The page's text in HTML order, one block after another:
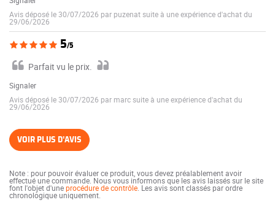
Avis déposé le 30/07/2026 par puzenat suite à une expérience d'achat du
29/06/2026
5/5
Parfait vu le prix.
Signaler
Avis déposé le 30/07/2026 par marc suite à une expérience d'achat du
29/06/2026
VOIR PLUS D'AVIS
Note : pour pouvoir évaluer ce produit, vous devez préalablement avoir
effectué une commande. Nous vous informons que les avis laissés sur le site
font l'objet d'uneprocédure de contrôle . Les avis sont classés par ordre
chronologique uniquement.